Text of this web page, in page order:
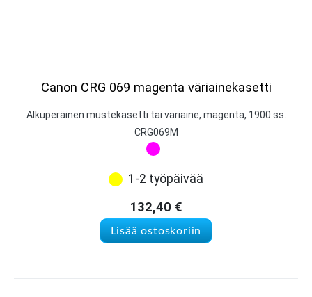
Canon CRG 069 magenta väriainekasetti
Alkuperäinen mustekasetti tai väriaine, magenta, 1900 ss.
CRG069M
1-2 työpäivää
132,40 €
Lisää ostoskoriin